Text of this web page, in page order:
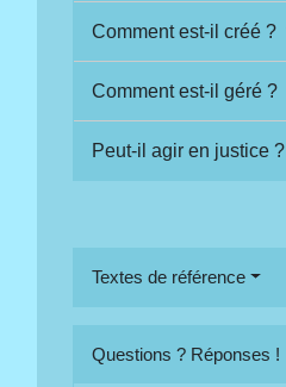
Comment est-il créé ?
Comment est-il géré ?
Peut-il agir en justice ?
Textes de référence
Questions ? Réponses !